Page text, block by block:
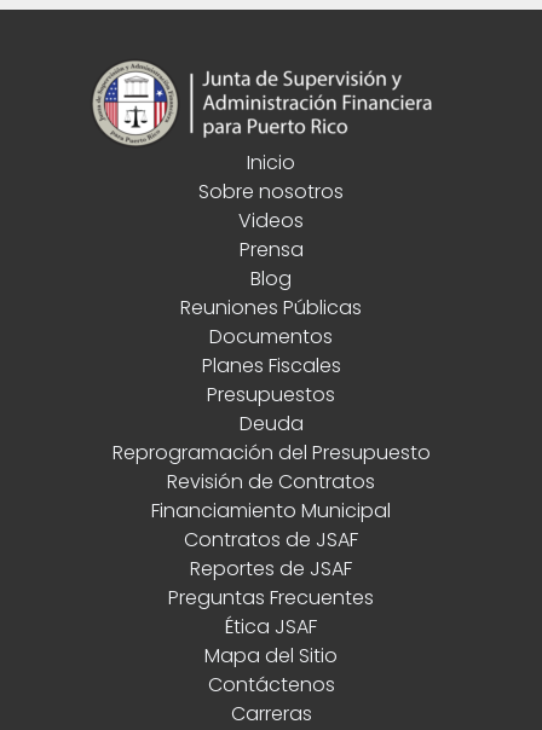
Inicio
Sobre nosotros
Videos
Prensa
Blog
Reuniones Públicas
Documentos
Planes Fiscales
Presupuestos
Deuda
Reprogramación del Presupuesto
Revisión de Contratos
Financiamiento Municipal
Contratos de JSAF
Reportes de JSAF
Preguntas Frecuentes
Ética JSAF
Mapa del Sitio
Contáctenos
Carreras